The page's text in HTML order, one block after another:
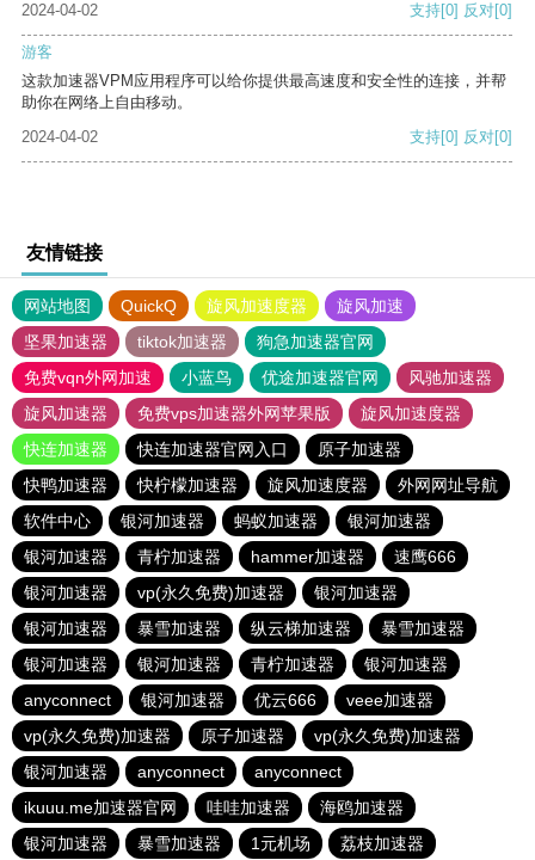
2024-04-02
支持[0] 反对[0]
游客
这款加速器VPM应用程序可以给你提供最高速度和安全性的连接，并帮
助你在网络上自由移动。
2024-04-02
支持[0] 反对[0]
友情链接
网站地图 QuickQ 旋风加速度器
旋风加速
坚果加速器
tiktok加速器
狗急加速器官网
免费vqn外网加速
小蓝鸟 优途加速器官网
风驰加速器
旋风加速器
免费vps加速器外网苹果版
旋风加速度器
快连加速器
快连加速器官网入口
原子加速器
快鸭加速器
快柠檬加速器 旋风加速度器
外网网址导航
软件中心
银河加速器 蚂蚁加速器
银河加速器
银河加速器
青柠加速器 hammer加速器
速鹰666
银河加速器
vp(永久免费)加速器
银河加速器
银河加速器
暴雪加速器 纵云梯加速器
暴雪加速器
银河加速器
银河加速器 青柠加速器
银河加速器
anyconnect
银河加速器 优云666
veee加速器
vp(永久免费)加速器
原子加速器
vp(永久免费)加速器
银河加速器
anyconnect
anyconnect
ikuuu.me加速器官网
哇哇加速器
海鸥加速器
银河加速器
暴雪加速器 1元机场 荔枝加速器